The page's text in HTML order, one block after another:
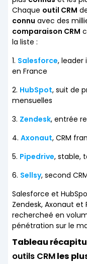
Chaque outil CRM
connu avec des
comparaison CRM
la liste :
1. Salesforce, leader
en France
2. HubSpot, suit de
mensuelles
3. Zendesk, entrée
4. Axonaut, CRM
5. Pipedrive, stable,
6. Sellsy, second
Salesforce et
Zendesk, Axonaut et
rechercheé en
pénétration sur le
Tableau
outils CRMles